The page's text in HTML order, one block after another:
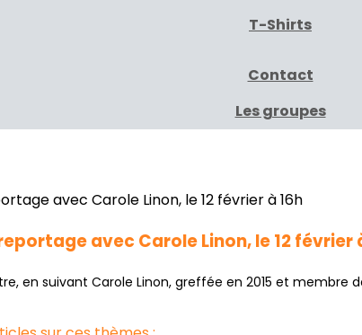
T-Shirts
Contact
Les groupes
avec Carole Linon, le 12 février
en suivant Carole Linon, greffée en 2015 et membre